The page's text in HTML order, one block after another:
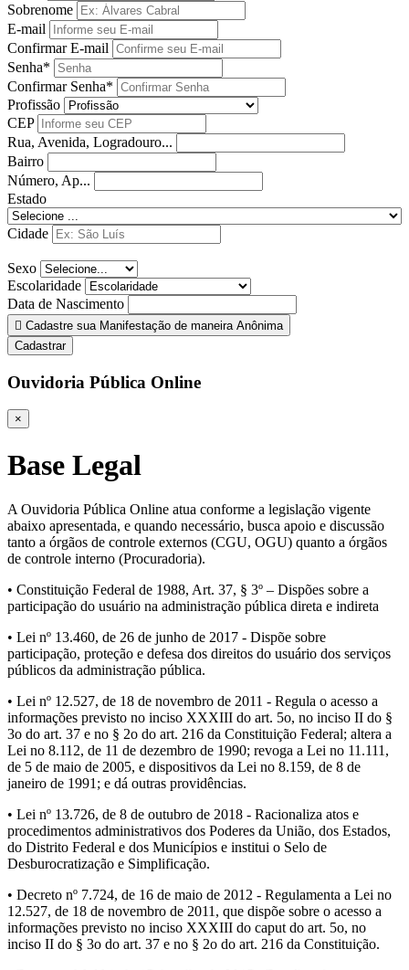
Sobrenome
E-mail
Confirmar E-mail
Senha*
Confirmar Senha*
Profissão
CEP
Rua, Avenida, Logradouro...
Bairro
Número, Ap...
Estado
Cidade
Sexo
Escolaridade
Data de Nascimento
Cadastre sua Manifestação de maneira Anônima
Cadastrar
Ouvidoria Pública Online
×
Base Legal
A Ouvidoria Pública Online atua conforme a legislação vigente
abaixo apresentada, e quando necessário, busca apoio e discussão
tanto a órgãos de controle externos (CGU, OGU) quanto a órgãos
de controle interno (Procuradoria).
• Constituição Federal de 1988, Art. 37, § 3º – Dispões sobre a
participação do usuário na administração pública direta e indireta
• Lei nº 13.460, de 26 de junho de 2017 - Dispõe sobre
participação, proteção e defesa dos direitos do usuário dos serviços
públicos da administração pública.
• Lei nº 12.527, de 18 de novembro de 2011 - Regula o acesso a
informações previsto no inciso XXXIII do art. 5o, no inciso II do §
3o do art. 37 e no § 2o do art. 216 da Constituição Federal; altera a
Lei no 8.112, de 11 de dezembro de 1990; revoga a Lei no 11.111,
de 5 de maio de 2005, e dispositivos da Lei no 8.159, de 8 de
janeiro de 1991; e dá outras providências.
• Lei nº 13.726, de 8 de outubro de 2018 - Racionaliza atos e
procedimentos administrativos dos Poderes da União, dos Estados,
do Distrito Federal e dos Municípios e institui o Selo de
Desburocratização e Simplificação.
• Decreto nº 7.724, de 16 de maio de 2012 - Regulamenta a Lei no
12.527, de 18 de novembro de 2011, que dispõe sobre o acesso a
informações previsto no inciso XXXIII do caput do art. 5o, no
inciso II do § 3o do art. 37 e no § 2o do art. 216 da Constituição.